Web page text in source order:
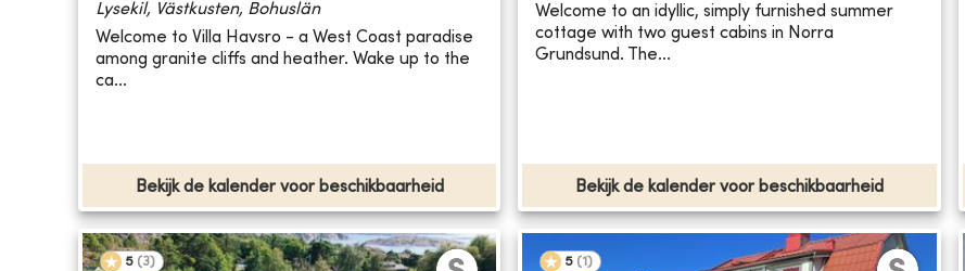
Lysekil, Västkusten, Bohuslän
Welcome to Villa Havsro - a West Coast paradise
among granite cliffs and heather. Wake up to the
ca...
Bekijk de kalender voor beschikbaarheid
Welcome to an idyllic, simply furnished summer
cottage with two guest cabins in Norra
Grundsund. The...
Bekijk de kalender voor beschikbaarheid
5 (3) 5 (1 )